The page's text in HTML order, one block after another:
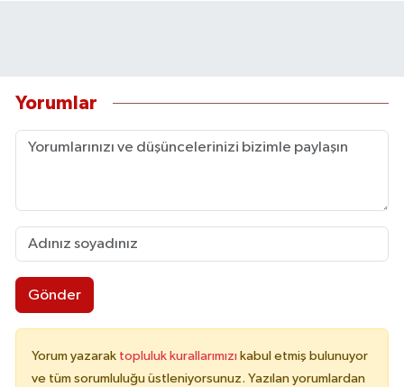
Yorumlar
Gönder
Yorum yazarak topluluk kurallarımızı kabul etmiş bulunuyor
ve tüm sorumluluğu üstleniyorsunuz. Yazılan yorumlardan